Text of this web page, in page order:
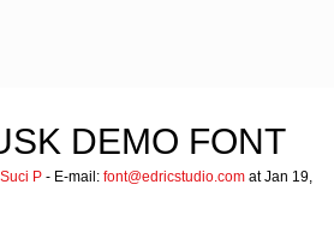
DEMO FONT
P - E-mail: font@edricstudio.com at Jan 19,